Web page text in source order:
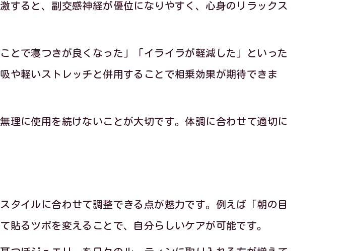
すると、副交感神経が優位になりやすく、心身のリラックス
とで寝つきが良くなった」「イライラが軽減した」といった
や軽いストレッチと併用することで相乗効果が期待できま
理に使用を続けないことが大切です。体調に合わせて適切に
タイルに合わせて調整できる点が魅力です。例えば「朝の目
貼るツボを変えることで、自分らしいケアが可能です。